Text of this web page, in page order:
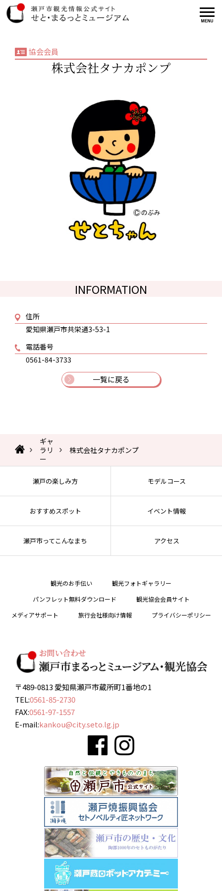
協会会員
株式会社タナカポンプ
INFORMATION
住所
愛知県瀬戸市共栄通3-53-1
電話番号
0561-84-3733
一覧に戻る
ギャ
ラリ
ー
株式会社タナカポンプ
瀬戸の楽しみ方 モデルコース
おすすめスポット イベント情報
瀬戸市ってこんなまち アクセス
観光のお手伝い
観光フォトギャラリー
パンフレット無料ダウンロード
観光協会会員サイト
メディアサポート
旅行会社様向け情報 プライバシーポリシー
〒489-0813 愛知県瀬戸市蔵所町1番地の1
TEL:0561-85-2730
FAX:0561-97-1557
E-mail:kankou@city.seto.lg.jp